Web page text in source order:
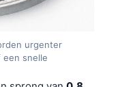
urgenter
snelle